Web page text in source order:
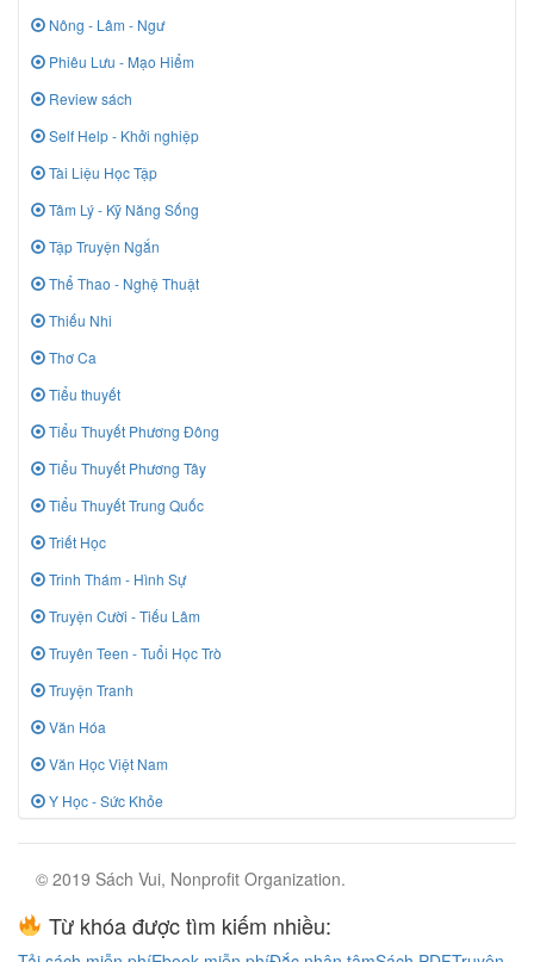
Nông - Lâm - Ngư
Phiêu Lưu - Mạo Hiểm
Review sách
Self Help - Khởi nghiệp
Tài Liệu Học Tập
Tâm Lý - Kỹ Năng Sống
Tập Truyện Ngắn
Thể Thao - Nghệ Thuật
Thiếu Nhi
Thơ Ca
Tiểu thuyết
Tiểu Thuyết Phương Đông
Tiểu Thuyết Phương Tây
Tiểu Thuyết Trung Quốc
Triết Học
Trinh Thám - Hình Sự
Truyện Cười - Tiếu Lâm
Truyên Teen - Tuổi Học Trò
Truyện Tranh
Văn Hóa
Văn Học Việt Nam
Y Học - Sức Khỏe
© 2019 Sách Vui, Nonprofit Organization.
Từ khóa được tìm kiếm nhiều: